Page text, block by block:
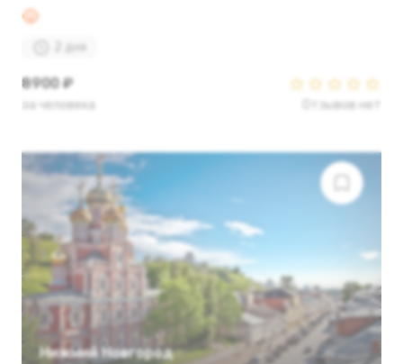
2 дня
8900 ₽
за человека Отзывов нет
Нижний Новгород